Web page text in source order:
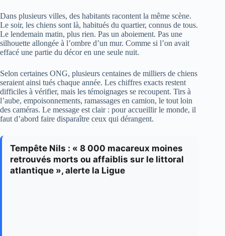
Dans plusieurs villes, des habitants racontent la même scène.
Le soir, les chiens sont là, habitués du quartier, connus de tous.
Le lendemain matin, plus rien. Pas un aboiement. Pas une
silhouette allongée à l’ombre d’un mur. Comme si l’on avait
effacé une partie du décor en une seule nuit.
Selon certaines ONG, plusieurs centaines de milliers de chiens
seraient ainsi tués chaque année. Les chiffres exacts restent
difficiles à vérifier, mais les témoignages se recoupent. Tirs à
l’aube, empoisonnements, ramassages en camion, le tout loin
des caméras. Le message est clair : pour accueillir le monde, il
faut d’abord faire disparaître ceux qui dérangent.
Tempête Nils : « 8 000 macareux moines
retrouvés morts ou affaiblis sur le littoral
atlantique », alerte la Ligue